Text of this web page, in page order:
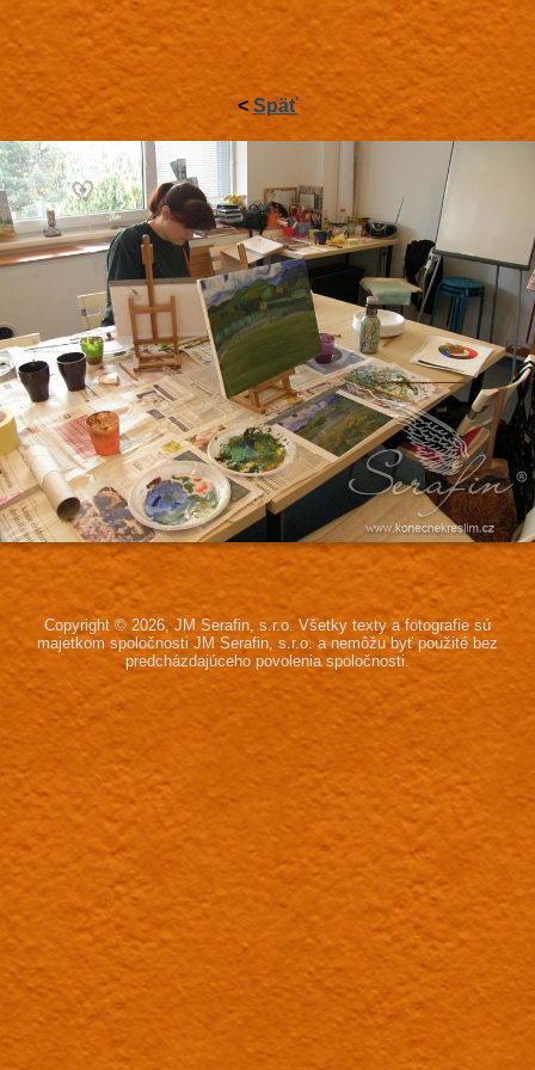
< Späť
Copyright © 2026, JM Serafin, s.r.o. Všetky texty a fotografie sú
majetkom spoločnosti JM Serafin, s.r.o. a nemôžu byť použité bez
predcházdajúceho povolenia spoločnosti.